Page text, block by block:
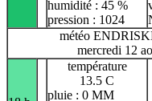
humidité : 45 %
pression : 1024
météo
mercredi 12
température
13.5 C
pluie : 0 MM